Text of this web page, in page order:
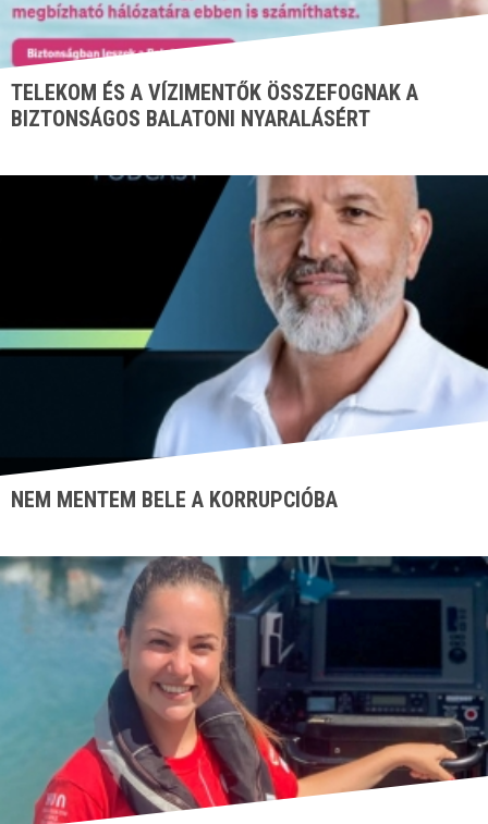
TELEKOM ÉS A VÍZIMENTŐK ÖSSZEFOGNAK A
BIZTONSÁGOS BALATONI NYARALÁSÉRT
NEM MENTEM BELE A KORRUPCIÓBA